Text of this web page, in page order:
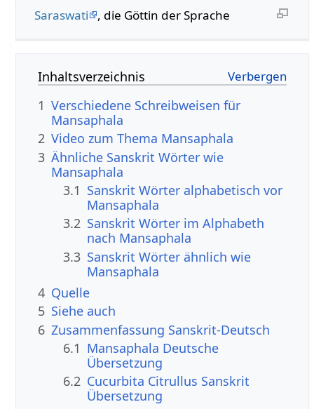
Saraswati , die Göttin der Sprache
Inhaltsverzeichnis
1 Verschiedene Schreibweisen für
Mansaphala
2 Video zum Thema Mansaphala
3 Ähnliche Sanskrit Wörter wie
Mansaphala
3.1 Sanskrit Wörter alphabetisch vor
Mansaphala
3.2 Sanskrit Wörter im Alphabeth
nach Mansaphala
3.3 Sanskrit Wörter ähnlich wie
Mansaphala
4 Quelle
5 Siehe auch
6 Zusammenfassung Sanskrit-Deutsch
6.1 Mansaphala Deutsche
Übersetzung
6.2 Cucurbita Citrullus Sanskrit
Übersetzung